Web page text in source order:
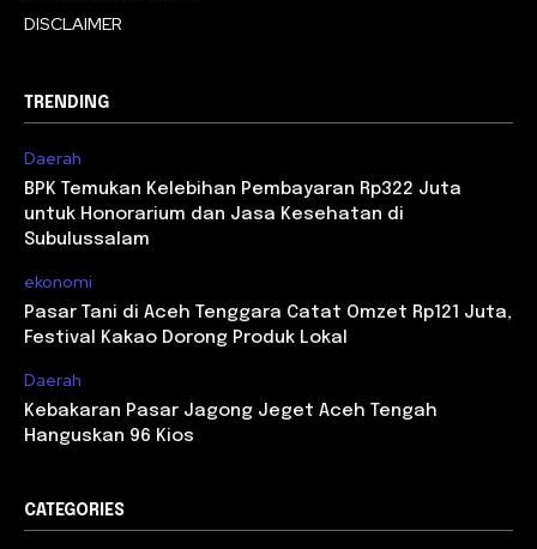
DISCLAIMER
TRENDING
Daerah
BPK Temukan Kelebihan Pembayaran Rp322 Juta
untuk Honorarium dan Jasa Kesehatan di
Subulussalam
ekonomi
Pasar Tani di Aceh Tenggara Catat Omzet Rp121 Juta,
Festival Kakao Dorong Produk Lokal
Daerah
Kebakaran Pasar Jagong Jeget Aceh Tengah
Hanguskan 96 Kios
CATEGORIES